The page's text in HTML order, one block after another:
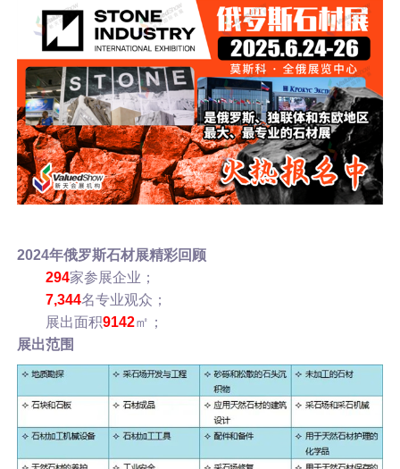
2024年俄罗斯石材展精彩回顾
294家参展企业；
7,344名专业观众；
展出面积9142㎡；
展出范围